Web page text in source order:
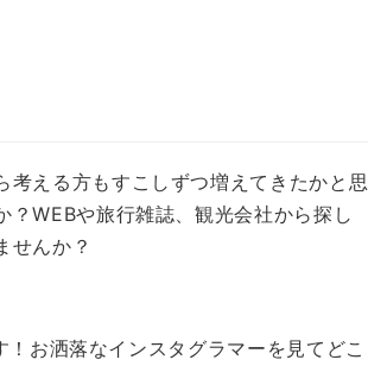
考える方もすこしずつ増えてきたかと思
？WEBや旅行雑誌、観光会社から探し
せんか？
お洒落なインスタグラマーを見てどこ